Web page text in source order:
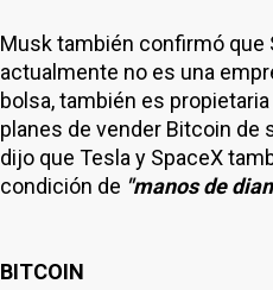
Musk también confirmó que
actualmente no es una
bolsa, también es
planes de vender Bitcoin de
dijo que Tesla y SpaceX
condición de "manos de
BITCOIN